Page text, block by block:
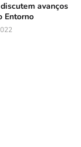
avanços
Entorno